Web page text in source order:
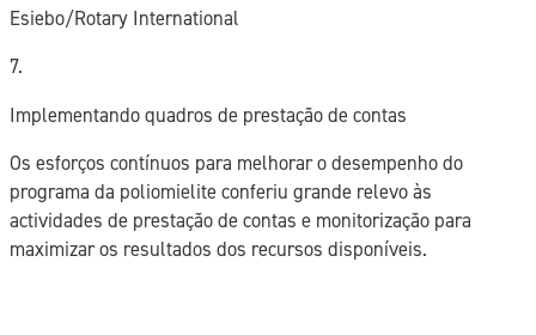
Esiebo/Rotary International
7.
Implementando quadros de prestação de contas
Os esforços contínuos para melhorar o desempenho do
programa da poliomielite conferiu grande relevo às
actividades de prestação de contas e monitorização para
maximizar os resultados dos recursos disponíveis.